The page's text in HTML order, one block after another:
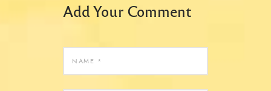
Add Your Comment